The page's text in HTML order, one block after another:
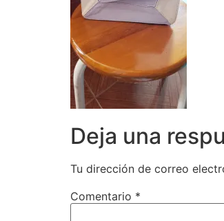
Deja una
Tu dirección de correo
Comentario *